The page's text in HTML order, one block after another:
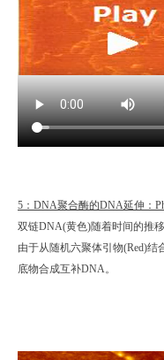
5：DNA聚合酶的DNA延伸：
双链DNA(黄色)随着时间的推
由于从随机六聚体引物(Red)结
底物合成互补DNA。